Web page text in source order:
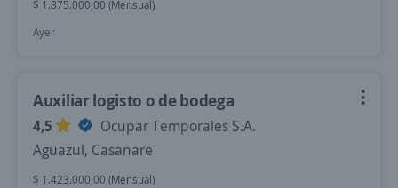
$ 1.875.000,00 (Mensual)
Ayer
Auxiliar logisto o de bodega
4,5
Ocupar Temporales S.A.
Aguazul, Casanare
$ 1.423.000,00 (Mensual)